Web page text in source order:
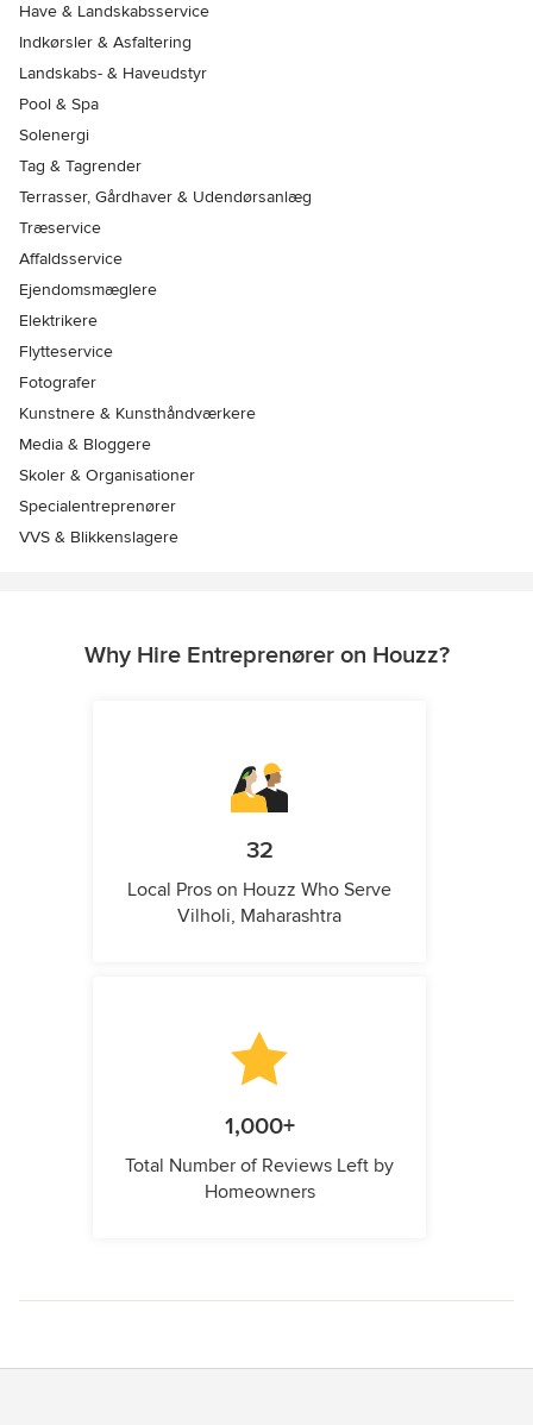
Have & Landskabsservice
Indkørsler & Asfaltering
Landskabs- & Haveudstyr
Pool & Spa
Solenergi
Tag & Tagrender
Terrasser, Gårdhaver & Udendørsanlæg
Træservice
Affaldsservice
Ejendomsmæglere
Elektrikere
Flytteservice
Fotografer
Kunstnere & Kunsthåndværkere
Media & Bloggere
Skoler & Organisationer
Specialentreprenører
VVS & Blikkenslagere
Why Hire Entreprenører on Houzz?
32
Local Pros on Houzz Who Serve
Vilholi, Maharashtra
1,000+
Total Number of Reviews Left by
Homeowners